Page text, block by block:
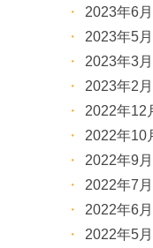
2023年6月
2023年5月
2023年3月
2023年2月
2022年12
2022年10
2022年9月
2022年7月
2022年6月
2022年5月